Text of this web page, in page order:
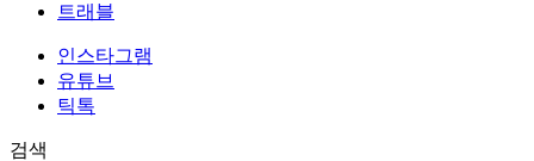
트래블
인스타그램
유튜브
틱톡
검색